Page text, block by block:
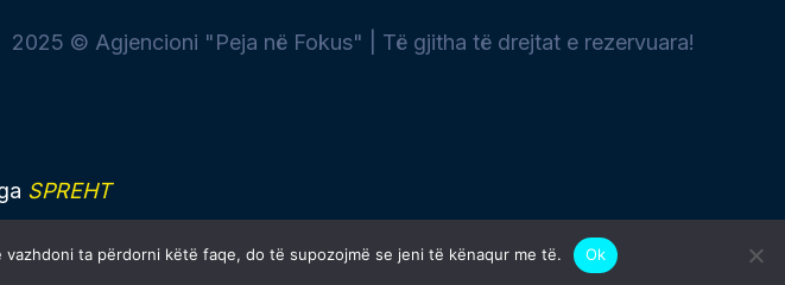
2025 © Agjencioni "Peja në Fokus" | Të gjitha të drejtat e rezervuara!
SPREHT
ta përdorni këtë faqe, do të supozojmë se jeni të kënaqur me të. Ok